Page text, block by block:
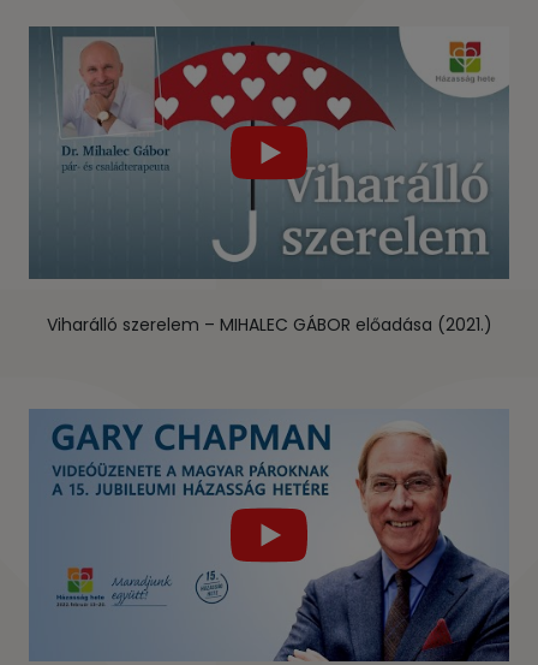
Viharálló szerelem – MIHALEC GÁBOR előadása (2021.)